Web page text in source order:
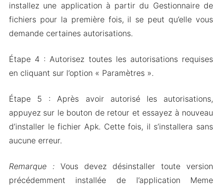
installez une application à partir du Gestionnaire de
fichiers pour la première fois, il se peut qu’elle vous
demande certaines autorisations.
Étape 4 : Autorisez toutes les autorisations requises
en cliquant sur l’option « Paramètres ».
Étape 5 : Après avoir autorisé les autorisations,
appuyez sur le bouton de retour et essayez à nouveau
d’installer le fichier Apk. Cette fois, il s’installera sans
aucune erreur.
Remarque :Vous devez désinstaller toute version
précédemment installée de l’application Meme